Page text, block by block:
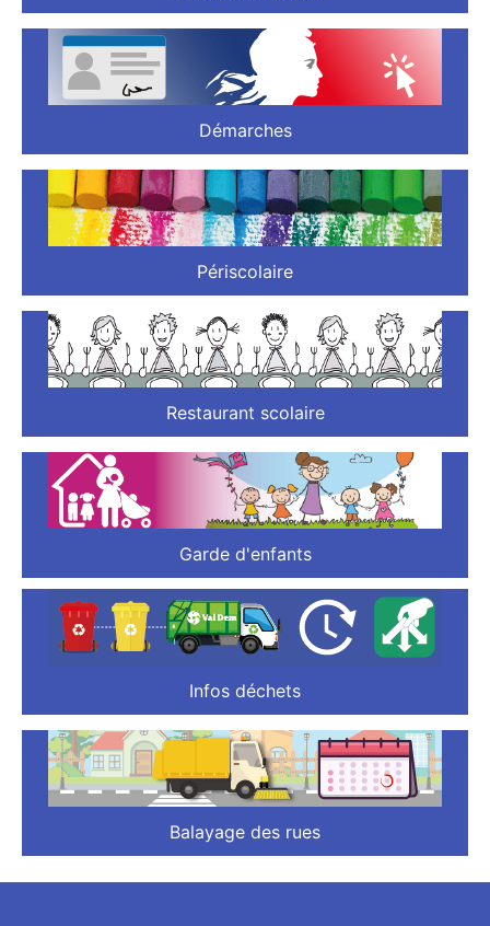
Démarches
Périscolaire
Restaurant scolaire
Garde d'enfants
Infos déchets
Balayage des rues